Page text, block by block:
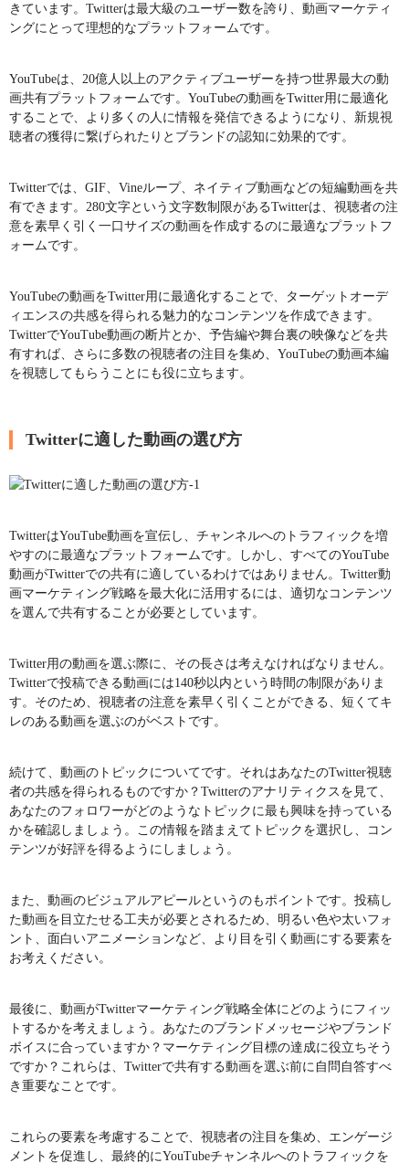
きています。Twitterは最大級のユーザー数を誇り、動画マーケティ
ングにとって理想的なプラットフォームです。
YouTubeは、20億人以上のアクティブユーザーを持つ世界最大の動
画共有プラットフォームです。YouTubeの動画をTwitter用に最適化
することで、より多くの人に情報を発信できるようになり、新規視
聴者の獲得に繋げられたりとブランドの認知に効果的です。
Twitterでは、GIF、Vineループ、ネイティブ動画などの短編動画を共
有できます。280文字という文字数制限があるTwitterは、視聴者の注
意を素早く引く一口サイズの動画を作成するのに最適なプラットフ
ォームです。
YouTubeの動画をTwitter用に最適化することで、ターゲットオーデ
ィエンスの共感を得られる魅力的なコンテンツを作成できます。
TwitterでYouTube動画の断片とか、予告編や舞台裏の映像などを共
有すれば、さらに多数の視聴者の注目を集め、YouTubeの動画本編
を視聴してもらうことにも役に立ちます。
Twitterに適した動画の選び方
TwitterはYouTube動画を宣伝し、チャンネルへのトラフィックを増
やすのに最適なプラットフォームです。しかし、すべてのYouTube
動画がTwitterでの共有に適しているわけではありません。Twitter動
画マーケティング戦略を最大化に活用するには、適切なコンテンツ
を選んで共有することが必要としています。
Twitter用の動画を選ぶ際に、その長さは考えなければなりません。
Twitterで投稿できる動画には140秒以内という時間の制限がありま
す。そのため、視聴者の注意を素早く引くことができる、短くてキ
レのある動画を選ぶのがベストです。
続けて、動画のトピックについてです。それはあなたのTwitter視聴
者の共感を得られるものですか？Twitterのアナリティクスを見て、
あなたのフォロワーがどのようなトピックに最も興味を持っている
かを確認しましょう。この情報を踏まえてトピックを選択し、コン
テンツが好評を得るようにしましょう。
また、動画のビジュアルアピールというのもポイントです。投稿し
た動画を目立たせる工夫が必要とされるため、明るい色や太いフォ
ント、面白いアニメーションなど、より目を引く動画にする要素を
お考えください。
最後に、動画がTwitterマーケティング戦略全体にどのようにフィッ
トするかを考えましょう。あなたのブランドメッセージやブランド
ボイスに合っていますか？マーケティング目標の達成に役立ちそう
ですか？これらは、Twitterで共有する動画を選ぶ前に自問自答すべ
き重要なことです。
これらの要素を考慮することで、視聴者の注目を集め、エンゲージ
メントを促進し、最終的にYouTubeチャンネルへのトラフィックを